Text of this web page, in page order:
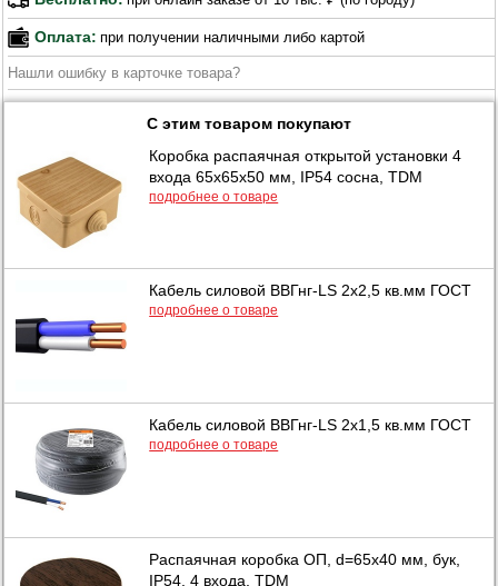
Оплата: при получении наличными либо картой
Нашли ошибку в карточке товара?
С этим товаром покупают
Коробка распаячная открытой установки 4
входа 65х65х50 мм, IP54 сосна, TDM
подробнее о товаре
Кабель силовой ВВГнг-LS 2х2,5 кв.мм ГОСТ
подробнее о товаре
Кабель силовой ВВГнг-LS 2х1,5 кв.мм ГОСТ
подробнее о товаре
Распаячная коробка ОП, d=65х40 мм, бук,
IP54, 4 входа, TDM